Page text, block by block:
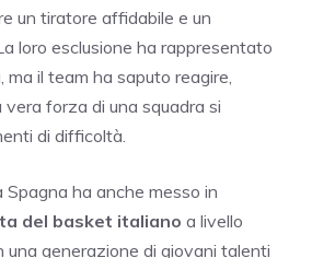
un tiratore affidabile e un
loro esclusione ha rappresentato
il team ha saputo reagire,
forza di una squadra si
di difficoltà.
ha anche messo in
del basket italiano a livello
una generazione di giovani talenti